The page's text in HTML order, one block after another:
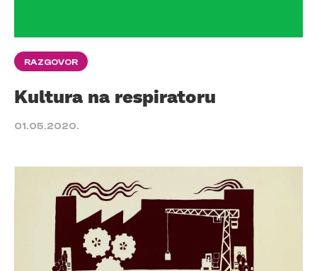
RAZGOVOR
Kultura na respiratoru
01.05.2020.